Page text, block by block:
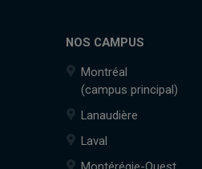
NOS CAMPUS
Montréal
(campus principal)
Lanaudière
Laval